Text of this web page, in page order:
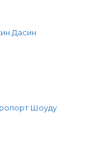
Дасин
Шоуду